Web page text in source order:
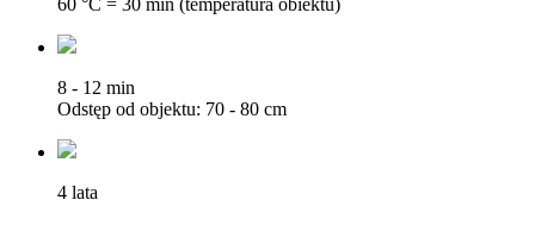
8 - 12 min
Odstęp od objektu: 70 - 80 cm
4 lata